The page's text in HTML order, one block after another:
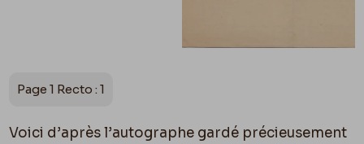
Page 1 Recto : 1
Voici d’après l’autographe gardé précieusement